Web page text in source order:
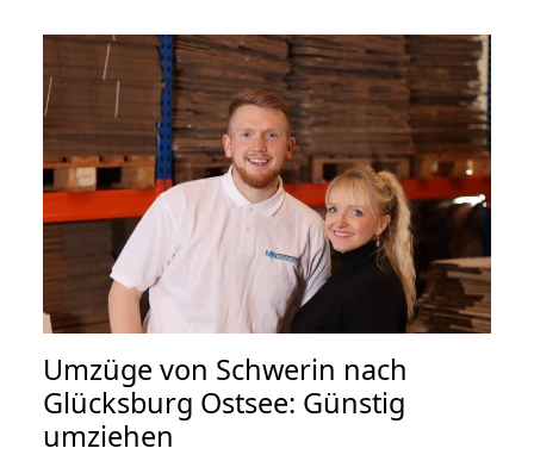
Umzüge von Schwerin nach
Glücksburg Ostsee: Günstig
umziehen